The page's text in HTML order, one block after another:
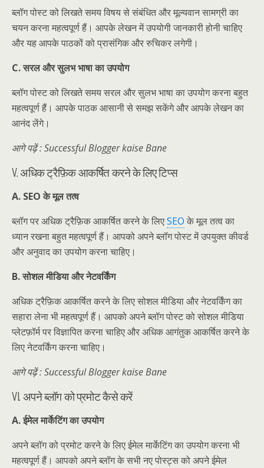
ब्लॉग पोस्ट को लिखते समय विषय से संबंधित और मूल्यवान सामग्री का
चयन करना महत्वपूर्ण हैं। आपके लेखन में उपयोगी जानकारी होनी चाहिए
और यह आपके पाठकों को प्रासंगिक और रुचिकर लगेगी।
C. सरल और सुलभ भाषा का उपयोग
ब्लॉग पोस्ट को लिखते समय सरल और सुलभ भाषा का उपयोग करना बहुत
महत्वपूर्ण हैं। आपके पाठक आसानी से समझ सकेंगे और आपके लेखन का
आनंद लेंगे।
आगे पढ़ें : Successful Blogger kaise Bane
V. अधिक ट्रैफ़िक आकर्षित करने के लिए टिप्स
A. SEO के मूल तत्व
ब्लॉग पर अधिक ट्रैफ़िक आकर्षित करने के लिएSEO के मूल तत्व का
ध्यान रखना बहुत महत्वपूर्ण हैं। आपको अपने ब्लॉग पोस्ट में उपयुक्त कीवर्ड
और अनुवाद का उपयोग करना चाहिए।
B. सोशल मीडिया और नेटवर्किंग
अधिक ट्रैफ़िक आकर्षित करने के लिए सोशल मीडिया और नेटवर्किंग का
सहारा लेना भी महत्वपूर्ण हैं। आपको अपने ब्लॉग पोस्ट को सोशल मीडिया
प्लेटफ़ॉर्म पर विज्ञापित करना चाहिए और अधिक आगंतुक आकर्षित करने के
लिए नेटवर्किंग करना चाहिए।
आगे पढ़ें : Successful Blogger kaise Bane
VI. अपने ब्लॉग को प्रमोट कैसे करें
A. ईमेल मार्केटिंग का उपयोग
अपने ब्लॉग को प्रमोट करने के लिए ईमेल मार्केटिंग का उपयोग करना भी
महत्वपूर्ण हैं। आपको अपने ब्लॉग के सभी नए पोस्ट्स को अपने ईमेल